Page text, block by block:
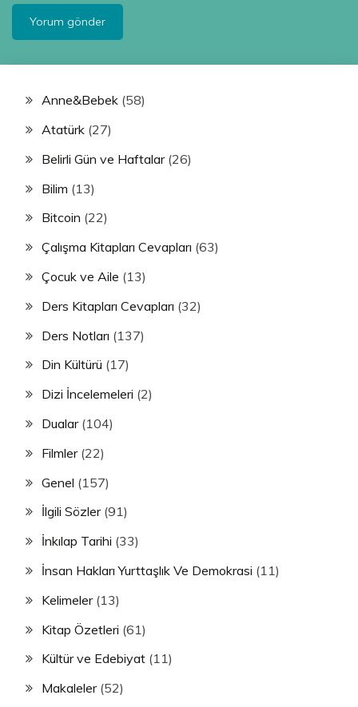
Anne&Bebek (58)
Atatürk (27)
Belirli Gün ve Haftalar(26)
Bilim (13)
Bitcoin (22)
Çalışma Kitapları Cevapları (63)
Çocuk ve Aile (13)
Ders Kitapları Cevapları (32)
Ders Notları (137)
Din Kültürü (17)
Dizi İncelemeleri (2)
Dualar(104)
Filmler(22)
Genel (157)
İlgili Sözler(91)
İnkılap Tarihi (33)
İnsan Hakları Yurttaşlık Ve Demokrasi (11)
Kelimeler(13)
Kitap Özetleri (61)
Kültür ve Edebiyat (11)
Makaleler(52)